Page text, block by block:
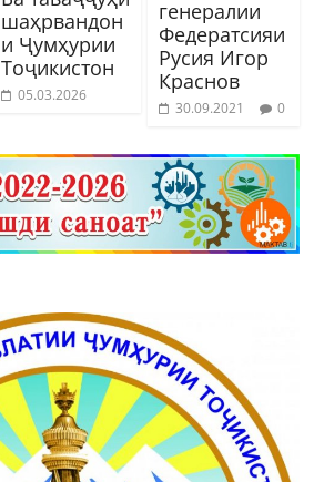
шаҳрвандон
и Ҷумҳурии
Тоҷикистон
05.03.2026
генералии
Федератсияи
Русия Игор
Краснов
30.09.2021 0